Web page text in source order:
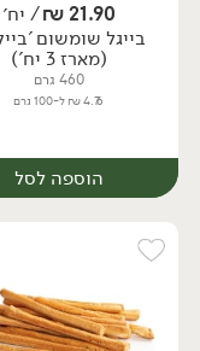
יח׳
21.90
₪/ יח׳
בייגל שומשום
(מארז 3 יח')
460 גרם
4.76 ₪ ל-100 גרם
הוספה לסל